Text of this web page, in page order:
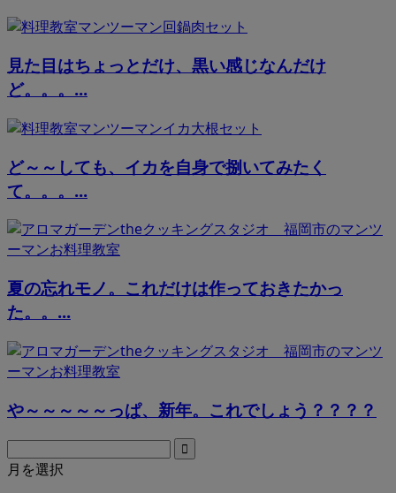
見た目はちょっとだけ、黒い感じなんだけ
ど。。。...
ど～～しても、イカを自身で捌いてみたく
て。。。...
夏の忘れモノ。これだけは作っておきたかっ
た。。...
や～～～～～っぱ、新年。これでしょう？？？？
月を選択